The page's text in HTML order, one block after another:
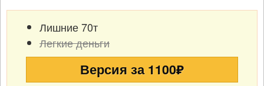
Лишние 70т
Легкие деньги
Версия за 1100₽